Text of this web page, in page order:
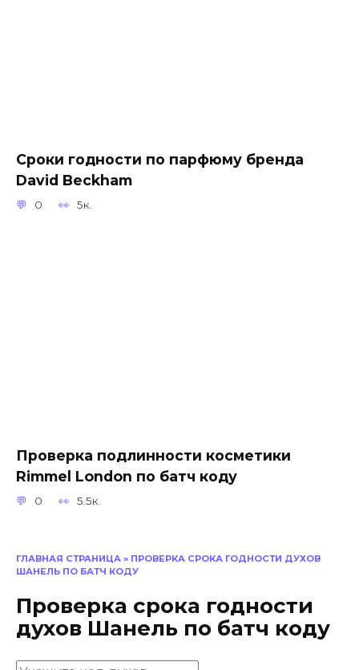
ГЛАВНАЯ СТРАНИЦА » ПРОВЕРКА СРОКА ГОДНОСТИ ДУХОВ
ШАНЕЛЬ ПО БАТЧ КОДУ
Проверка срока годности
духов Шанель по батч коду
Сроки годности по парфюму бренда
David Beckham
0 5к.
Проверка подлинности косметики
Rimmel London по батч коду
0 5.5к.